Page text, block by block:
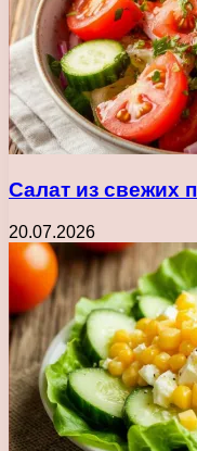
Салат из свежих
20.07.2026